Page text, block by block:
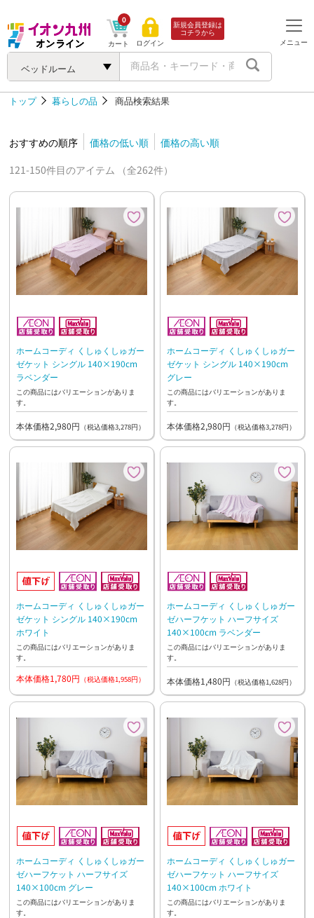
ベッドルーム
カート
0
ログイン
新規会員登録は
コチラから
メニュー
トップ 暮らしの品 商品検索結果
おすすめの順序 価格の低い順
価格の高い順
121-150件目のアイテム （全262件）
ホームコーディ くしゅくしゅガー
ゼケット シングル 140×190cm
ラベンダー
この商品にはバリエーションがありま
す。
本体価格2,980円 （税込価格3,278円）
ホームコーディ くしゅくしゅガー
ゼケット シングル 140×190cm
グレー
この商品にはバリエーションがありま
す。
本体価格2,980円 （税込価格3,278円）
ホームコーディ くしゅくしゅガー
ゼケット シングル 140×190cm
ホワイト
この商品にはバリエーションがありま
す。
本体価格1,780円 （税込価格1,958円）
ホームコーディ くしゅくしゅガー
ゼハーフケット ハーフサイズ
140×100cm ラベンダー
この商品にはバリエーションがありま
す。
本体価格1,480円 （税込価格1,628円）
ホームコーディ くしゅくしゅガー
ゼハーフケット ハーフサイズ
140×100cm グレー
この商品にはバリエーションがありま
す。
ホームコーディ くしゅくしゅガー
ゼハーフケット ハーフサイズ
140×100cm ホワイト
この商品にはバリエーションがありま
す。